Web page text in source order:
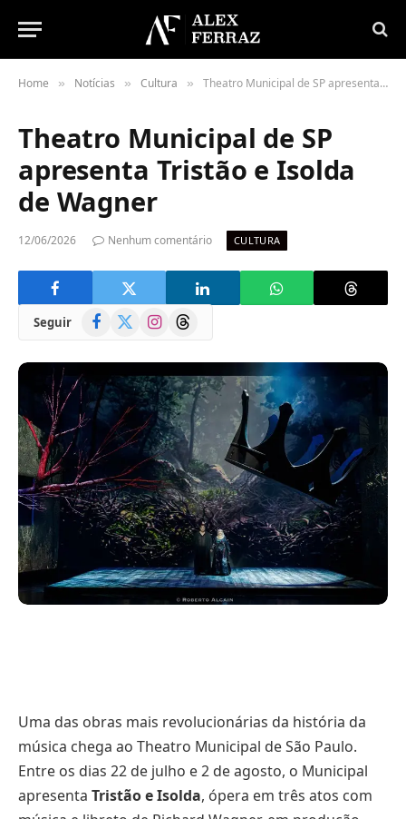
Home » Notícias » Cultura » Theatro Municipal de SP apresenta Tristão e Isolda de Wagner
Theatro Municipal de SP
apresenta Tristão e Isolda
de Wagner
12/06/2026 Nenhum comentário CULTURA
Seguir Facebook
(Twitter)
InstagramThreads
Uma das obras mais revolucionárias da história da
música chega ao Theatro Municipal de São Paulo.
Entre os dias 22 de julho e 2 de agosto, o Municipal
apresenta Tristão e Isolda, ópera em três atos com